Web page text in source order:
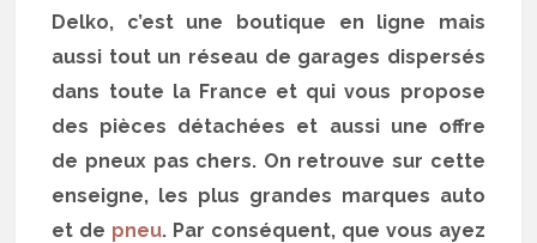
Delko, c’est une boutique en ligne mais
aussi tout un réseau de garages dispersés
dans toute la France et qui vous propose
des pièces détachées et aussi une offre
de pneux pas chers. On retrouve sur cette
enseigne, les plus grandes marques auto
et de pneu. Par conséquent, que vous ayez